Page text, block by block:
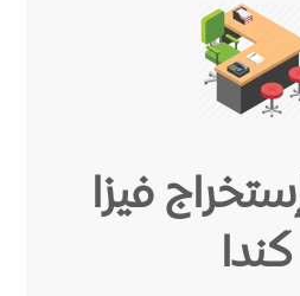
فيزا
كندا